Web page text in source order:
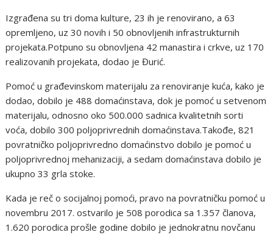
Izgrađena su tri doma kulture, 23 ih je renovirano, a 63
opremljeno, uz 30 novih i 50 obnovljenih infrastrukturnih
projekata.Potpuno su obnovljena 42 manastira i crkve, uz 170
realizovanih projekata, dodao je Đurić.
Pomoć u građevinskom materijalu za renoviranje kuća, kako je
dodao, dobilo je 488 domaćinstava, dok je pomoć u setvenom
materijalu, odnosno oko 500.000 sadnica kvalitetnih sorti
voća, dobilo 300 poljoprivrednih domaćinstava.Takođe, 821
povratničko poljoprivredno domaćinstvo dobilo je pomoć u
poljoprivrednoj mehanizaciji, a sedam domaćinstava dobilo je
ukupno 33 grla stoke.
Kada je reč o socijalnoj pomoći, pravo na povratničku pomoć u
novembru 2017. ostvarilo je 508 porodica sa 1.357 članova,
1.620 porodica prošle godine dobilo je jednokratnu novčanu